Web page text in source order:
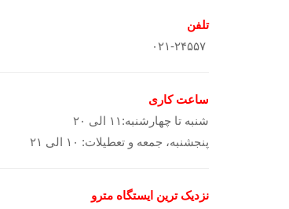
تلفن
ساعت کاری
شنبه تا چهارشنبه:۱۱ الی ۲۰
پنجشنبه، جمعه و تعطیلات: ۱۰ الی ۲۱
نزدیک ترین ایستگاه مترو